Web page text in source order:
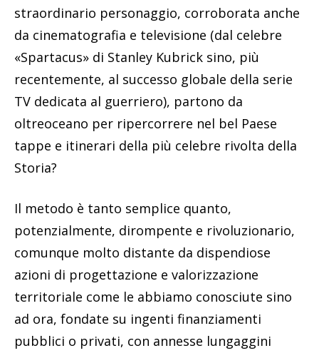
straordinario personaggio, corroborata anche
da cinematografia e televisione (dal celebre
«Spartacus» di Stanley Kubrick sino, più
recentemente, al successo globale della serie
TV dedicata al guerriero), partono da
oltreoceano per ripercorrere nel bel Paese
tappe e itinerari della più celebre rivolta della
Storia?
Il metodo è tanto semplice quanto,
potenzialmente, dirompente e rivoluzionario,
comunque molto distante da dispendiose
azioni di progettazione e valorizzazione
territoriale come le abbiamo conosciute sino
ad ora, fondate su ingenti finanziamenti
pubblici o privati, con annesse lungaggini